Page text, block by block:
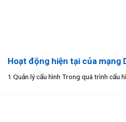
Hoạt động hiện tại của mạng
1 Quản lý cấu hình Trong quá trình cấu